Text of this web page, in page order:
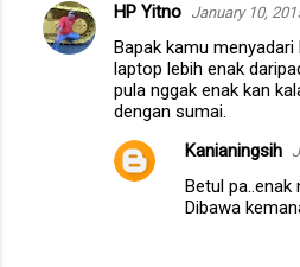
HP Yitno January 10,
Bapak kamu
laptop lebih enak
pula nggak enak kan
dengan sumai.
Kanianingsih
Betul
Dibawa